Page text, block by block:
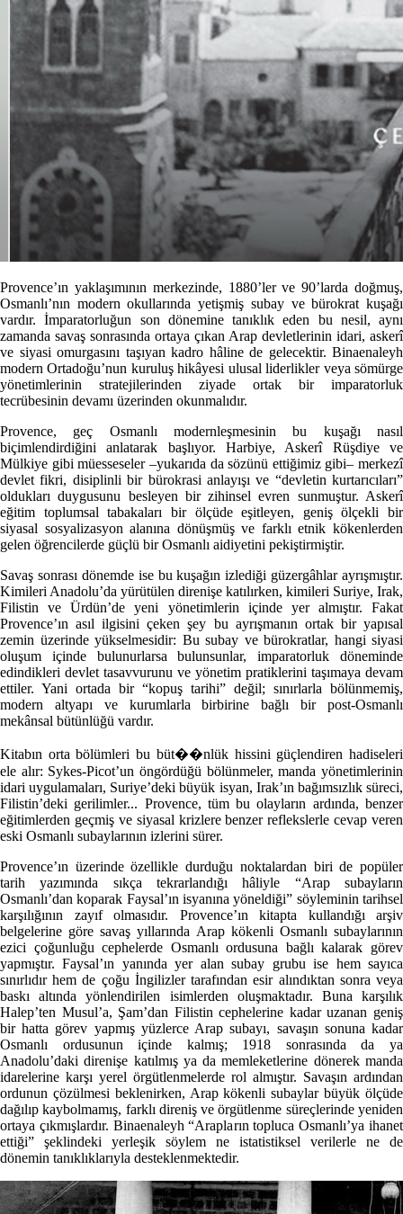
Provence’ın yaklaşımının merkezinde, 1880’ler ve 90’larda doğmuş,
Osmanlı’nın modern okullarında yetişmiş subay ve bürokrat kuşağı
vardır. İmparatorluğun son dönemine tanıklık eden bu nesil, aynı
zamanda savaş sonrasında ortaya çıkan Arap devletlerinin idari, askerî
ve siyasi omurgasını taşıyan kadro hâline de gelecektir. Binaenaleyh
modern Ortadoğu’nun kuruluş hikâyesi ulusal liderlikler veya sömürge
yönetimlerinin stratejilerinden ziyade ortak bir imparatorluk
tecrübesinin devamı üzerinden okunmalıdır.
Provence, geç Osmanlı modernleşmesinin bu kuşağı nasıl
biçimlendirdiğini anlatarak başlıyor. Harbiye, Askerî Rüşdiye ve
Mülkiye gibi müesseseler –yukarıda da sözünü ettiğimiz gibi– merkezî
devlet fikri, disiplinli bir bürokrasi anlayışı ve “devletin kurtarıcıları”
oldukları duygusunu besleyen bir zihinsel evren sunmuştur. Askerî
eğitim toplumsal tabakaları bir ölçüde eşitleyen, geniş ölçekli bir
siyasal sosyalizasyon alanına dönüşmüş ve farklı etnik kökenlerden
gelen öğrencilerde güçlü bir Osmanlı aidiyetini pekiştirmiştir.
Savaş sonrası dönemde ise bu kuşağın izlediği güzergâhlar ayrışmıştır.
Kimileri Anadolu’da yürütülen direnişe katılırken, kimileri Suriye, Irak,
Filistin ve Ürdün’de yeni yönetimlerin içinde yer almıştır. Fakat
Provence’ın asıl ilgisini çeken şey bu ayrışmanın ortak bir yapısal
zemin üzerinde yükselmesidir: Bu subay ve bürokratlar, hangi siyasi
oluşum içinde bulunurlarsa bulunsunlar, imparatorluk döneminde
edindikleri devlet tasavvurunu ve yönetim pratiklerini taşımaya devam
ettiler. Yani ortada bir “kopuş tarihi” değil; sınırlarla bölünmemiş,
modern altyapı ve kurumlarla birbirine bağlı bir post-Osmanlı
mekânsal bütünlüğü vardır.
Kitabın orta bölümleri bu büt��nlük hissini güçlendiren hadiseleri
ele alır: Sykes-Picot’un öngördüğü bölünmeler, manda yönetimlerinin
idari uygulamaları, Suriye’deki büyük isyan, Irak’ın bağımsızlık süreci,
Filistin’deki gerilimler... Provence, tüm bu olayların ardında, benzer
eğitimlerden geçmiş ve siyasal krizlere benzer reflekslerle cevap veren
eski Osmanlı subaylarının izlerini sürer.
Provence’ın üzerinde özellikle durduğu noktalardan biri de popüler
tarih yazımında sıkça tekrarlandığı hâliyle “Arap subayların
Osmanlı’dan koparak Faysal’ın isyanına yöneldiği” söyleminin tarihsel
karşılığının zayıf olmasıdır. Provence’ın kitapta kullandığı arşiv
belgelerine göre savaş yıllarında Arap kökenli Osmanlı subaylarının
ezici çoğunluğu cephelerde Osmanlı ordusuna bağlı kalarak görev
yapmıştır. Faysal’ın yanında yer alan subay grubu ise hem sayıca
sınırlıdır hem de çoğu İngilizler tarafından esir alındıktan sonra veya
baskı altında yönlendirilen isimlerden oluşmaktadır. Buna karşılık
Halep’ten Musul’a, Şam’dan Filistin cephelerine kadar uzanan geniş
bir hatta görev yapmış yüzlerce Arap subayı, savaşın sonuna kadar
Osmanlı ordusunun içinde kalmış; 1918 sonrasında da ya
Anadolu’daki direnişe katılmış ya da memleketlerine dönerek manda
idarelerine karşı yerel örgütlenmelerde rol almıştır. Savaşın ardından
ordunun çözülmesi beklenirken, Arap kökenli subaylar büyük ölçüde
dağılıp kaybolmamış, farklı direniş ve örgütlenme süreçlerinde yeniden
ortaya çıkmışlardır. Binaenaleyh “Arapların topluca Osmanlı’ya ihanet
ettiği” şeklindeki yerleşik söylem ne istatistiksel verilerle ne de
dönemin tanıklıklarıyla desteklenmektedir.